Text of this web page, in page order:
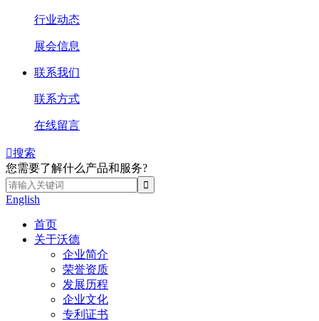
行业动态
展会信息
联系我们
联系方式
在线留言
搜索
您需要了解什么产品和服务?
English
首页
关于沃德
企业简介
荣誉资质
发展历程
企业文化
专利证书